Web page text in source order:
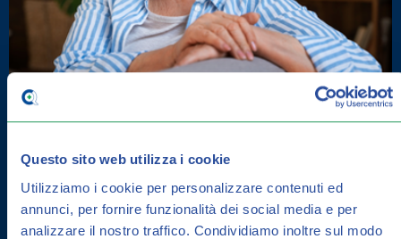
Questo sito web utilizza i cookie
Utilizziamo i cookie per personalizzare contenuti ed
annunci, per fornire funzionalità dei social media e per
analizzare il nostro traffico. Condividiamo inoltre sul modo
PER SCEGLIERE QUELLO PIÙ ADATTO
A TE